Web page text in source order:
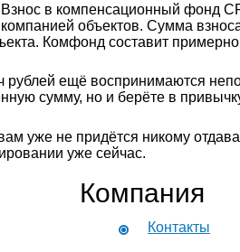
Взнос в компенсационный фонд
компанией объектов. Сумма
Комфонд составит
рублей ещё воспринимаются
сумму, но и берёте в
уже не придётся никому
уже сейчас.
Компания
Контакты